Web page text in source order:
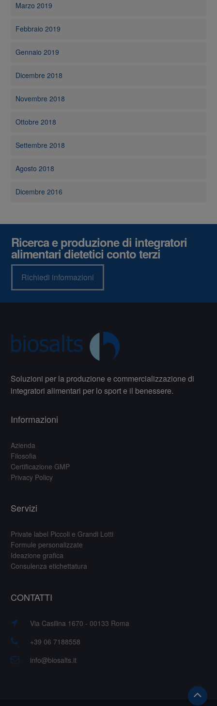
Marzo 2019
Febbraio 2019
Gennaio 2019
Dicembre 2018
Novembre 2018
Ottobre 2018
Settembre 2018
Agosto 2018
Dicembre 2016
Ricerca e produzione di integratori
alimentari dietetici conto terzi
Richiedi informazioni
Soluzioni per la produzione e commercializzazione di
integratori alimentari per lo sport e il benessere.
Informazioni
Azienda
Filosofia
Certificazione GMP
Privacy Policy
Servizi
Private label Piccoli e Grandi Lotti
Formule personalizzate
Ideazione grafica
Consulenza etichettatura
CONTATTI
Via Casilina 1670 - 00133 Roma
+39 06 7188558
info@biosalts.it